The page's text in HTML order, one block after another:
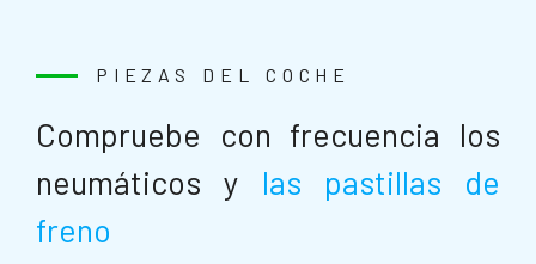
PIEZAS DEL COCHE
Compruebe con frecuencia los
neumáticos y las pastillas de
freno